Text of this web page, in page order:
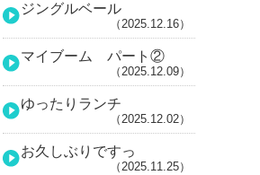
ジングルベール
（2025.12.16）
マイブーム パート②
（2025.12.09）
ゆったりランチ
（2025.12.02）
お久しぶりですっ
（2025.11.25）